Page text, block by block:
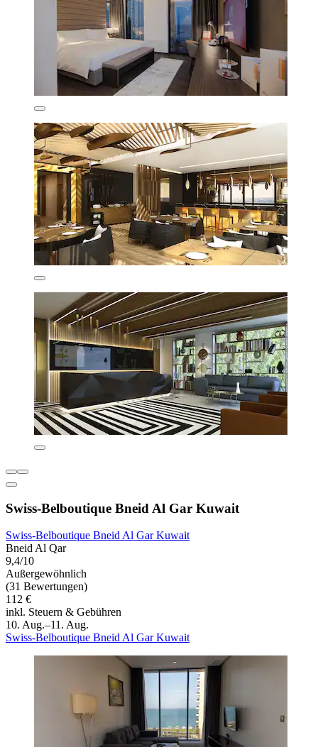
Swiss-Belboutique Bneid Al Gar Kuwait
Swiss-Belboutique Bneid Al Gar Kuwait
Bneid Al Qar
9,4/10
Außergewöhnlich
(31 Bewertungen)
112 €
inkl. Steuern & Gebühren
10. Aug.–11. Aug.
Swiss-Belboutique Bneid Al Gar Kuwait